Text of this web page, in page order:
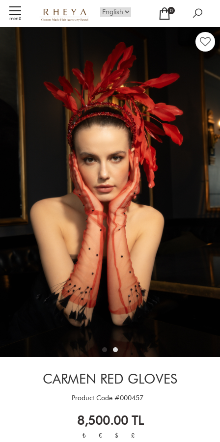
menü
0
CARMEN RED GLOVES
Product Code #000457
8,500.00TL
₺ € $ £